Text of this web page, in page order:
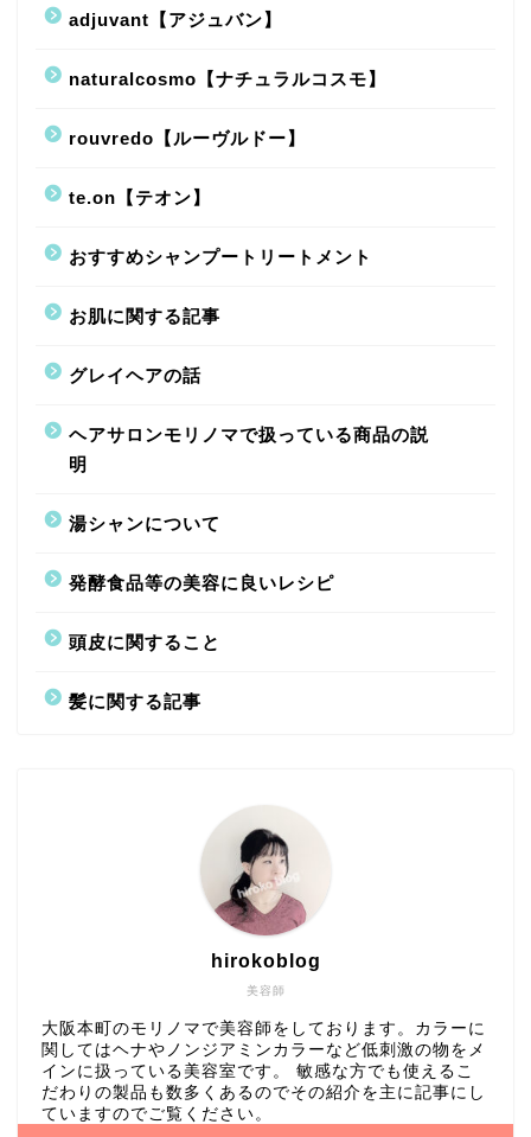
adjuvant【アジュバン】
naturalcosmo【ナチュラルコスモ】
rouvredo【ルーヴルドー】
te.on【テオン】
おすすめシャンプートリートメント
お肌に関する記事
グレイヘアの話
ヘアサロンモリノマで扱っている商品の説
明
湯シャンについて
発酵食品等の美容に良いレシピ
頭皮に関すること
髪に関する記事
美容師
hirokoblog
大阪本町のモリノマで美容師をしております。カラーに
関してはヘナやノンジアミンカラーなど低刺激の物をメ
インに扱っている美容室です。 敏感な方でも使えるこ
だわりの製品も数多くあるのでその紹介を主に記事にし
ていますのでご覧ください。